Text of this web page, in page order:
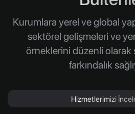
Kurumlara yerel ve global
sektörel gelişmeleri ve
örneklerini düzenli olarak
farkındalık
Hizmetlerimizi